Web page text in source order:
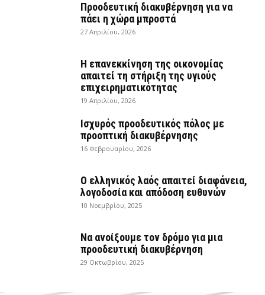
Προοδευτική διακυβέρνηση για να
πάει η χώρα μπροστά
27 Απριλίου, 2026
Η επανεκκίνηση της οικονομίας
απαιτεί τη στήριξη της υγιούς
επιχειρηματικότητας
19 Απριλίου, 2026
Ισχυρός προοδευτικός πόλος με
προοπτική διακυβέρνησης
16 Φεβρουαρίου, 2026
Ο ελληνικός λαός απαιτεί διαφάνεια,
λογοδοσία και απόδοση ευθυνών
10 Νοεμβρίου, 2025
Να ανοίξουμε τον δρόμο για μια
προοδευτική διακυβέρνηση
29 Οκτωβρίου, 2025